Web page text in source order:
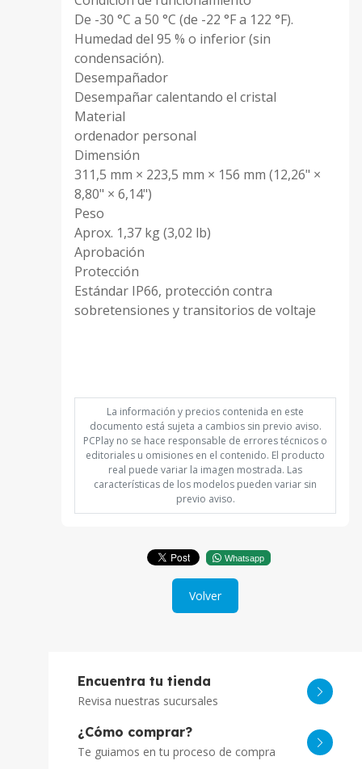
De -30 °C a 50 °C (de -22 °F a 122 °F).
Humedad del 95 % o inferior (sin
condensación).
Desempañador
Desempañar calentando el cristal
Material
ordenador personal
Dimensión
311,5 mm × 223,5 mm × 156 mm (12,26" ×
8,80" × 6,14")
Peso
Aprox. 1,37 kg (3,02 lb)
Aprobación
Protección
Estándar IP66, protección contra
sobretensiones y transitorios de voltaje
La información y precios contenida en este
documento está sujeta a cambios sin previo aviso.
PCPlay no se hace responsable de errores técnicos o
editoriales u omisiones en el contenido. El producto
real puede variar la imagen mostrada. Las
características de los modelos pueden variar sin
previo aviso.
Whatsapp
Volver
Encuentra tu tienda
Revisa nuestras sucursales
¿Cómo comprar?
Te guiamos en tu proceso de compra